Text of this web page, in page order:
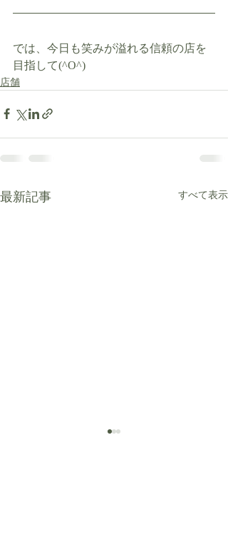
では、今日も笑みが溢れる信頼の店を
目指して(^O^)
店舗
最新記事 すべて表示